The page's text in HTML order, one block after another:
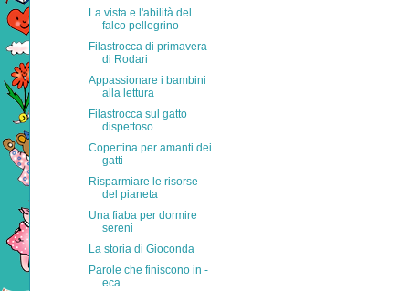
La vista e l'abilità del
falco pellegrino
Filastrocca di primavera
di Rodari
Appassionare i bambini
alla lettura
Filastrocca sul gatto
dispettoso
Copertina per amanti dei
gatti
Risparmiare le risorse
del pianeta
Una fiaba per dormire
sereni
La storia di Gioconda
Parole che finiscono in -
eca